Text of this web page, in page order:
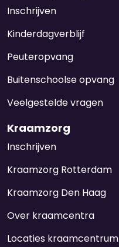
Inschrijven
Kinderdagverblijf
Peuteropvang
Buitenschoolse opvang
Veelgestelde vragen
Kraamzorg
Inschrijven
Kraamzorg Rotterdam
Kraamzorg Den Haag
Over kraamcentra
Locaties kraamcentrum